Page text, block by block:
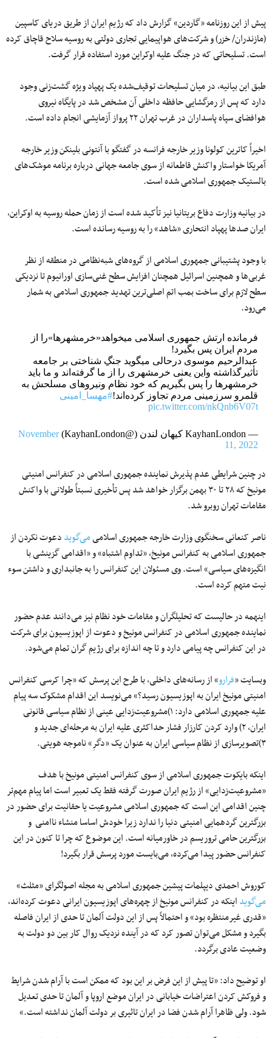
پیش از این روزنامه «گاردین» گزارش داد که رژیم ایران از طریق دریای کاسپین
(مازندران/ خزر) و شرکت‌های هواپیمایی تجاری دولتی به روسیه سلاح قاچاق کرده
است. تسلیحاتی که در جنگ علیه اوکراین مورد استفاده قرار گرفت.
طبق این بیانیه، در میان تسلیحات توقیف‌شده یک پهپاد ویژه گشت‌زنی وجود
دارد که پس از رمزگشایی حافظه داخلی آن مشخص شد در پایگاه نیروی
هوافضای سپاه پاسداران در غرب تهران ٢٢ پرواز آزمایشی انجام داده است.
اخیراً کاترین کولونا وزیر خارجه فرانسه در گفتگو با آنتونی بلینکن وزیر خارجه
آمریکا خواستار واکنش قاطعانه از سوی جامعه جهانی درباره برنامه موشک‌های
بالستیک جمهوری اسلامی شده است.
در بیانیه وزارت دفاع بریتانیا نیز تأکید شده است از زمان حمله روسیه به اوکراین،
ایران صدها پهپاد انتحاری «شاهد» را به روسیه رسانده است.
با وجود پشتیبانی جمهوری اسلامی از گروه‌های شبه‌نظامی در منطقه از نظر
غربی‌ها و همچنین اسرائیل همچنان افزایش سطح غنی‌سازی اورانیوم تا نزدیکی
سطح لازم برای ساخت بمب اتم اصلی‌ترین تهدید جمهوری اسلامی به شمار
می‌رود.
فرمانده ارتش جمهوری اسلامی میخواهد«خرمشهرها»را از
مردم ایران پس بگیرد!
عبدالرحیم موسوی درحالی میگوید جنگِ شناختی بر جامعه
تأثیرگذاشته واین یعنی خرمشهری را از ما گرفته‌اند و ما باید
خرمشهرها را پس بگیریم که خود نظام ونیروهای مسلحش به
قلمرو سرزمینی مردم تجاوز کرده‌اند!#مهسا_امینی
pic.twitter.com/nkQnb6V07t
— KayhanLondon کیهان لندن (@KayhanLondon)
November
11, 2022
در چنین شرایطی عدم پذیرش نماینده جمهوری اسلامی در کنفرانس امنیتی
مونیخ که ۲۸ تا ۳۰ بهمن برگزار خواهد شد پس تأخیری نسبتاً طولانی با واکنش
مقامات تهران روبرو شد.
ناصر کنعانی سخنگوی وزارت خارجه جمهوری اسلامیمی‌گویددعوت نکردن از
جمهوری اسلامی به کنفرانس مونیخ، «تداوم اشتباه» و «اقدامی گزینشی با
انگیزه‌های سیاسی»‌ است. وی مسئولان این کنفرانس را به جانبداری و داشتن سوء
نیت متهم کرده است.
اینهمه در حالیست که تحلیلگران و مقامات خود نظام نیز می‌دانند عدم حضور
نماینده جمهوری اسلامی در کنفرانس مونیخ و دعوت از اپوزیسیون برای شرکت
در این کنفرانس چه پیامی دارد و تا چه اندازه برای رژیم گران تمام می‌شود.
وبسایت «فرارو» از رسانه‌های داخلی، با طرح این پرسش که «چرا کرسی کنفرانس
امنیتی مونیخ ایران به اپوزیسیون رسید؟» می‌نویسد این اقدام مشکوک سه پیام
علیه جمهوری اسلامی دارد: ۱)مشروعیت‌زدایی عینی از نظام سیاسی قانونی
ایران، ۲) وارد کردن کارزار فشار حداکثری علیه ایران به مرحله‌ای جدید و
۳)تصویرسازی از نظام سیاسی ایران به عنوان یک «دگرِ» ناموجه هویتی.
اینکه بایکوت جمهوری اسلامی از سوی کنفرانس امنیتی مونیخ با هدف
«مشروعیت‌زدایی» از رژیم ایران صورت گرفته فقط یک تعبیر است اما پیام مهم‌تر
چنین اقدامی این است که جمهوری اسلامی مشروعیت یا حقانیت برای حضور در
بزرگترین گردهمایی امنیتی دنیا را ندارد زیرا خودش اساسا منشاء ناامنی و
بزرگترین حامی تروریسم در خاورمیانه است. این موضوع که چرا تا کنون در این
کنفرانس حضور پیدا می‌کرده، می‌بایست مورد پرسش قرار بگیرد!
کوروش احمدی دیپلمات پیشین جمهوری اسلامی به مجله اصولگرای «مثلث»
می‌گویداینکه در کنفرانس مونیخ از چهره‌های اپوزیسیون ایرانی دعوت کرده‌اند،
«قدری غیرمنتظره بود» و احتمالاً پس از این دولت آلمان تا حدی از ایران فاصله
بگیرد و مشکل می‌توان تصور کرد که در آینده نزدیک روال کار بین دو دولت به
وضعیت عادی برگردد.
او توضیح داد: «تا پیش از این فرض بر این بود که ممکن است با آرام شدن شرایط
و فروکش کردن اعتراضات خیابانی در ایران موضع اروپا و آلمان تا حدی تعدیل
شود. ولی ظاهرا آرام شدن فضا در ایران تاثیری بر دولت آلمان نداشته است.»